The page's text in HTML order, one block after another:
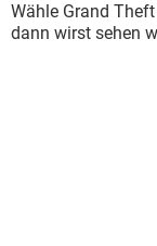
Wähle Grand
dann wirst sehen